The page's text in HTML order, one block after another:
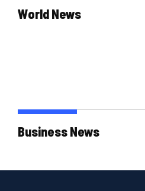
World News
Business News